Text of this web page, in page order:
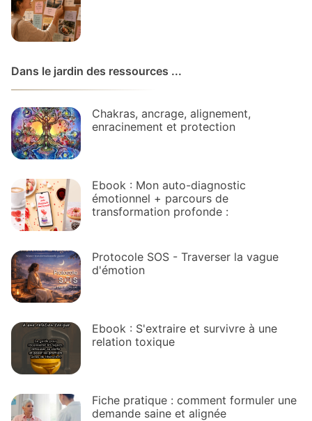
Dans le jardin des ressources ...
Chakras, ancrage, alignement,
enracinement et protection
Ebook : Mon auto-diagnostic
émotionnel + parcours de
transformation profonde :
Protocole SOS - Traverser la vague
d'émotion
Ebook : S'extraire et survivre à une
relation toxique
Fiche pratique : comment formuler une
demande saine et alignée